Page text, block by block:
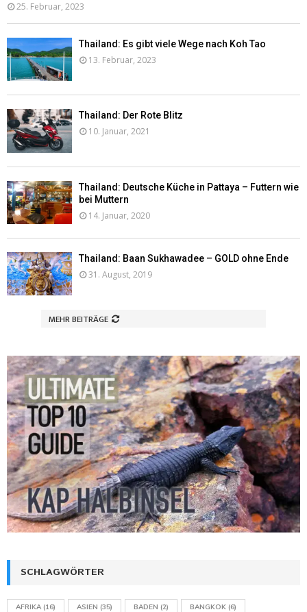
25. Februar, 2023
Thailand: Es gibt viele Wege nach Koh Tao
13. Februar, 2023
Thailand: Der Rote Blitz
10. Januar, 2021
Thailand: Deutsche Küche in Pattaya – Futtern wie
bei Muttern
14. Januar, 2020
Thailand: Baan Sukhawadee – GOLD ohne Ende
31. August, 2019
MEHR BEITRÄGE
SCHLAGWÖRTER
AFRIKA(16) ASIEN (35) BADEN (2) BANGKOK (6)